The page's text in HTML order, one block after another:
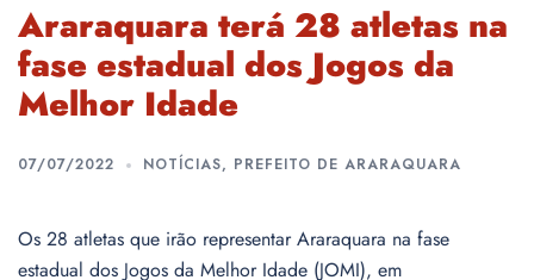
Araraquara terá 28 atletas na
fase estadual dos Jogos da
Melhor Idade
07/07/2022 NOTÍCIAS, PREFEITO DE ARARAQUARA
Os 28 atletas que irão representar Araraquara na fase
estadual dos Jogos da Melhor Idade (JOMI), em